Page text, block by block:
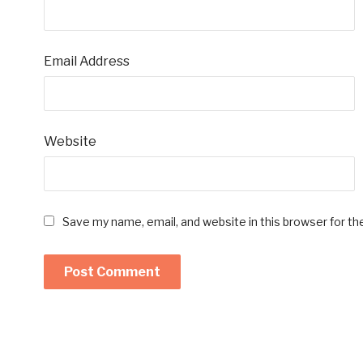
Email Address
Website
Save my name, email, and website in this browser for